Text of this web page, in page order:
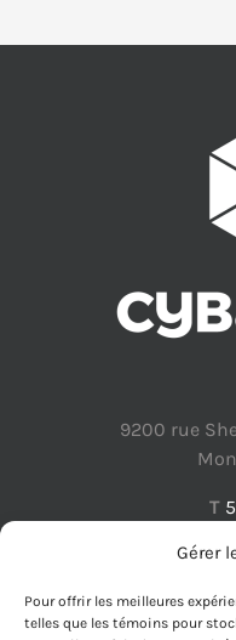
Gérer
Pour offrir les meilleures
telles que les témoins pour
9200 rue
T